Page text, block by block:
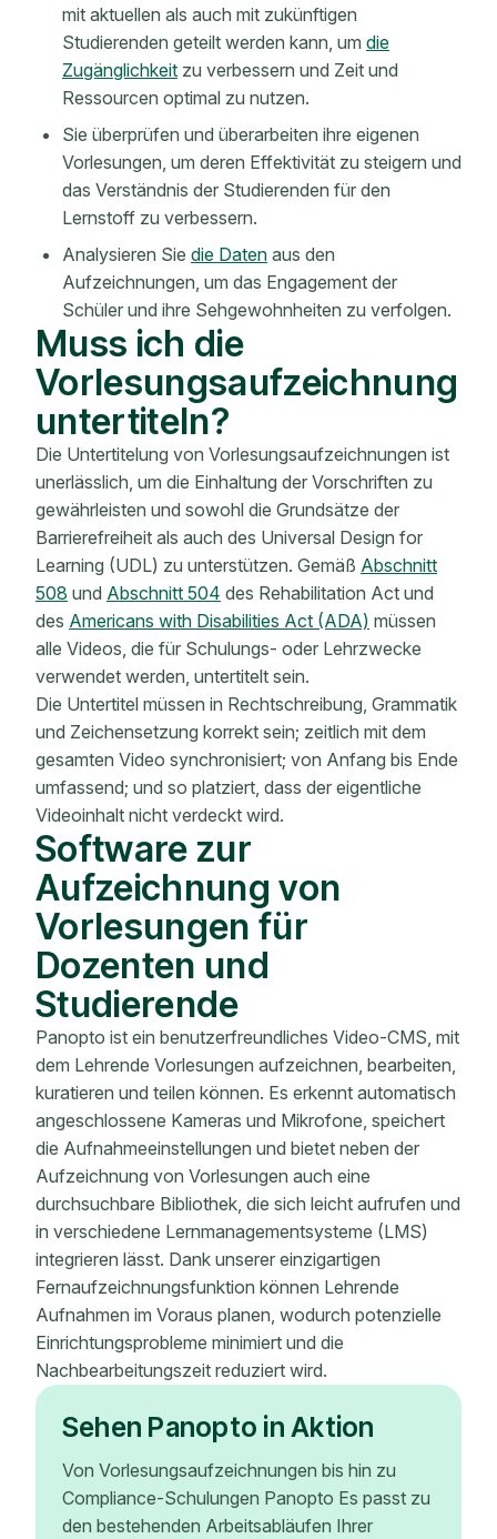
mit aktuellen als auch mit zukünftigen
Studierenden geteilt werden kann, um die
Zugänglichkeit zu verbessern und Zeit und
Ressourcen optimal zu nutzen.
Sie überprüfen und überarbeiten ihre eigenen
Vorlesungen, um deren Effektivität zu steigern und
das Verständnis der Studierenden für den
Lernstoff zu verbessern.
Analysieren Sie die Daten aus den
Aufzeichnungen, um das Engagement der
Schüler und ihre Sehgewohnheiten zu verfolgen.
Muss ich die
Vorlesungsaufzeichnung
untertiteln?
Die Untertitelung von Vorlesungsaufzeichnungen ist
unerlässlich, um die Einhaltung der Vorschriften zu
gewährleisten und sowohl die Grundsätze der
Barrierefreiheit als auch des Universal Design for
Learning (UDL) zu unterstützen. Gemäß Abschnitt
508 und Abschnitt 504 des Rehabilitation Act und
des Americans with Disabilities Act (ADA) müssen
alle Videos, die für Schulungs- oder Lehrzwecke
verwendet werden, untertitelt sein.
Die Untertitel müssen in Rechtschreibung, Grammatik
und Zeichensetzung korrekt sein; zeitlich mit dem
gesamten Video synchronisiert; von Anfang bis Ende
umfassend; und so platziert, dass der eigentliche
Videoinhalt nicht verdeckt wird.
Software zur
Aufzeichnung von
Vorlesungen für
Dozenten und
Studierende
Panopto ist ein benutzerfreundliches Video-CMS, mit
dem Lehrende Vorlesungen aufzeichnen, bearbeiten,
kuratieren und teilen können. Es erkennt automatisch
angeschlossene Kameras und Mikrofone, speichert
die Aufnahmeeinstellungen und bietet neben der
Aufzeichnung von Vorlesungen auch eine
durchsuchbare Bibliothek, die sich leicht aufrufen und
in verschiedene Lernmanagementsysteme (LMS)
integrieren lässt. Dank unserer einzigartigen
Fernaufzeichnungsfunktion können Lehrende
Aufnahmen im Voraus planen, wodurch potenzielle
Einrichtungsprobleme minimiert und die
Nachbearbeitungszeit reduziert wird.
Sehen Panopto in Aktion
Von Vorlesungsaufzeichnungen bis hin zu
Compliance-Schulungen Panopto Es passt zu
den bestehenden Arbeitsabläufen Ihrer